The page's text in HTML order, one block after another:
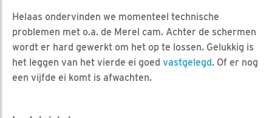
Helaas ondervinden we momenteel technische
problemen met o.a. de Merel cam. Achter de schermen
wordt er hard gewerkt om het op te lossen. Gelukkig is
het leggen van het vierde ei goed vastgelegd. Of er nog
een vijfde ei komt is afwachten.